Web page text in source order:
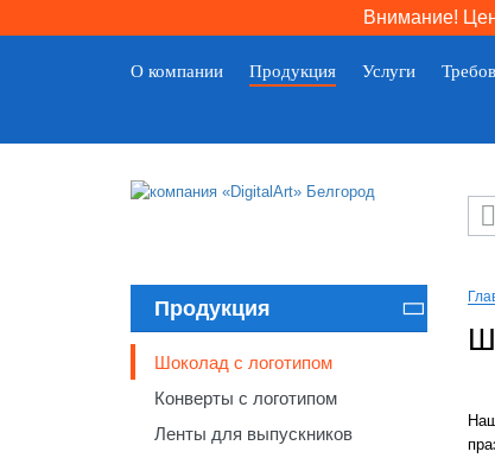
Внимание!
О компании Продукция Услуги

Продукция 
Шоколад с логотипом
Конверты с логотипом
Ленты для выпускников